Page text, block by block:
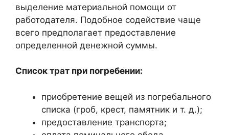
выделение материальной помощи от
работодателя. Подобное содействие чаще
всего предполагает предоставление
определенной денежной суммы.
Список трат при погребении:
приобретение вещей из погребального
списка (гроб, крест, памятник и т. д.);
предоставление транспорта;